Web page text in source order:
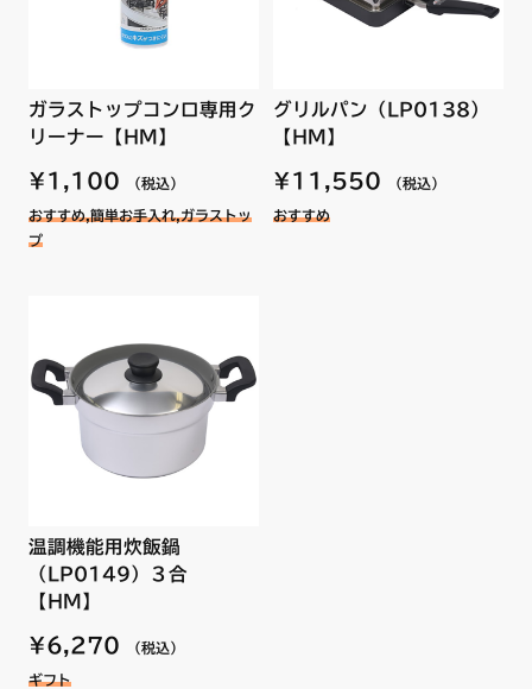
【ハーマン品コード】DP0524GU
N3WR3PWAS2SVE
N3WR3PWAS6SVE
N3WR4PWAS6SVE
N3WR4PWASZSVE
N3WR5PWASKSTE
N3WR5PWASMSTE
N3WR6PWAS4BRE
NS044REC
NS04MBEC
NS054REC
NS05MBEC
NWN8SVE
NWN9SVE
NWN9VSE
NWN9ZVE
NWP1SWE
NWP1ZWE
NWP2SWE
ガラストップコンロ専用ク
リーナー【HM】
¥1,100 （税込）
おすすめ,簡単お手入れ,ガラストッ
プ
グリルパン（LP0138）
【HM】
¥11,550 （税込）
おすすめ
温調機能用炊飯鍋
（LP0149）３合
【HM】
¥6,270 （税込）
ギフト